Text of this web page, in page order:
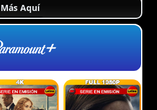
Más Aquí